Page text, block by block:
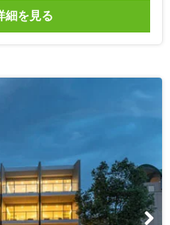
細を見る